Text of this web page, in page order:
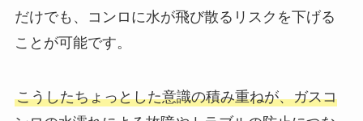
だけでも、コンロに水が飛び散るリスクを下げる
ことが可能です。
こうしたちょっとした意識の積み重ねが、ガスコ